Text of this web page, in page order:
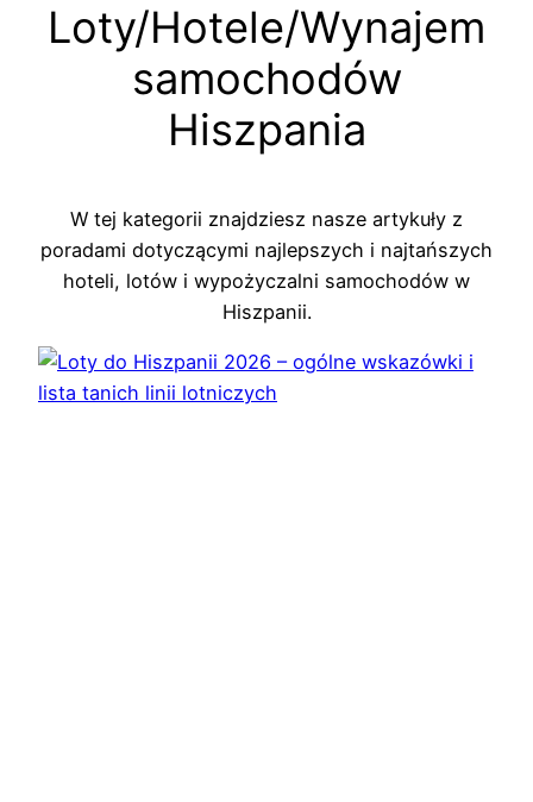
Loty/Hotele/Wynajem
samochodów
Hiszpania
W tej kategorii znajdziesz nasze artykuły z
poradami dotyczącymi najlepszych i najtańszych
hoteli, lotów i wypożyczalni samochodów w
Hiszpanii.